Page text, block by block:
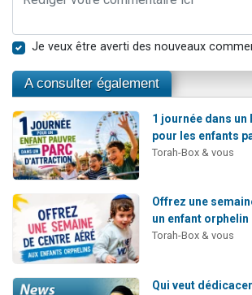
Je veux être averti des nouveaux
A consulter également
1 journée dans
pour les enfants
Torah-Box & vous
Offrez une
un enfant orphelin
Torah-Box & vous
Qui veut